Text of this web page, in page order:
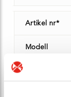
Artikel nr*
Modell